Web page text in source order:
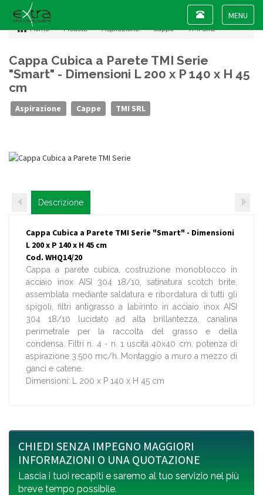
Toggle
Toggle
navigation
Home Prodotti Aspirazione Cappe TMI SRL
Cappa Cubica a Parete TMI Serie
"Smart" - Dimensioni L 200 x P 140 x H 45
cm
Aspirazione Cappe TMI SRL
Descrizione
Cappa Cubica a Parete TMI Serie "Smart" - Dimensioni
L 200 x P 140 x H 45 cm
Cod. WHQ14/20
Cappa a parete cubica, costruzione monoblocco in
acciaio inox AISI 304 18/10, satinatura scotch brite,
assemblata mediante saldatura e ribordatura di tutti gli
spigoli, filtri antigrasso a labirinto in acciaio inox AISI
304 18/10 lucidato ad alta brillantezza, canalina
perimetrale per la raccolta del grasso e della
condensa. Filtri n. 4 - n. 1 uscita 40x40 cm, potenza di
aspirazione 3.500 mc/h. Montaggio a muro a mezzo di
ganci e catene.
Dimensioni: L 200 x P 140 x H 45 cm
CHIEDI SENZA IMPEGNO MAGGIORI
INFORMAZIONI O UNA QUOTAZIONE
Lascia i tuoi recapiti e saremo al tuo servizio nel più
breve tempo possibile.